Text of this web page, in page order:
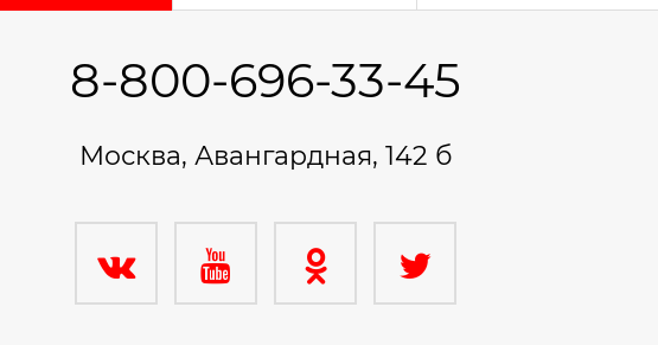
8-800-696-33-45
Москва, Авангардная, 142 б